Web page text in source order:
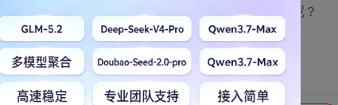
不能用个存储过程然后从存储过程里面直接去出来呢？